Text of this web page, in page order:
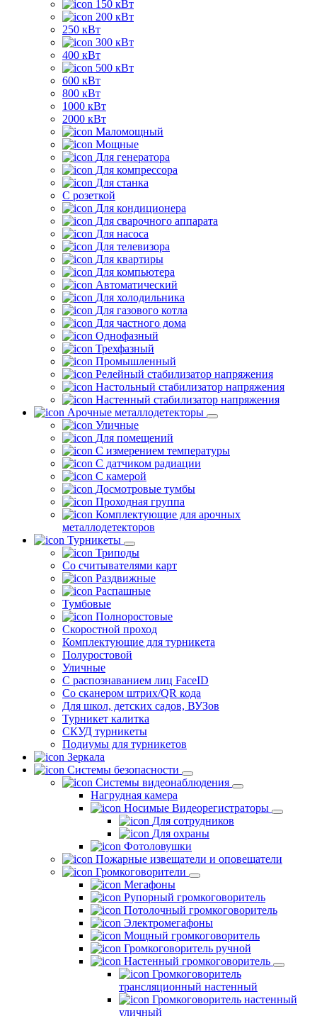
150 кВт
200 кВт
250 кВт
300 кВт
400 кВт
500 кВт
600 кВт
800 кВт
1000 кВт
2000 кВт
Маломощный
Мощные
Для генератора
Для компрессора
Для станка
C розеткой
Для кондиционера
Для сварочного аппарата
Для насоса
Для телевизора
Для квартиры
Для компьютера
Автоматический
Для холодильника
Для газового котла
Для частного дома
Однофазный
Трехфазный
Промышленный
Релейный стабилизатор напряжения
Настольный стабилизатор напряжения
Настенный стабилизатор напряжения
Арочные металлодетекторы
Уличные
Для помещений
С измерением температуры
С датчиком радиации
С камерой
Досмотровые тумбы
Проходная группа
Комплектующие для арочных
металлодетекторов
Турникеты
Триподы
Со считывателями карт
Раздвижные
Распашные
Тумбовые
Полноростовые
Скоростной проход
Комплектующие для турникета
Полуростовой
Уличные
С распознаванием лиц FaceID
Со сканером штрих/QR кода
Для школ, детских садов, ВУЗов
Турникет калитка
СКУД турникеты
Подиумы для турникетов
Зеркала
Системы безопасности
Системы видеонаблюдения
Нагрудная камера
Носимые Видеорегистраторы
Для сотрудников
Для охраны
Фотоловушки
Пожарные извещатели и оповещатели
Громкоговорители
Мегафоны
Рупорный громкоговоритель
Потолочный громкоговоритель
Электромегафоны
Мощный громкоговоритель
Громкоговоритель ручной
Настенный громкоговоритель
Громкоговоритель
трансляционный настенный
Громкоговоритель настенный
уличный